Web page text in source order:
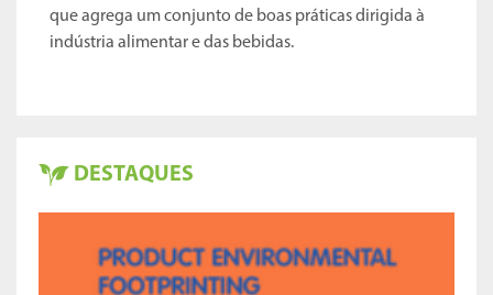
que agrega um conjunto de boas práticas dirigida à
indústria alimentar e das bebidas.
DESTAQUES